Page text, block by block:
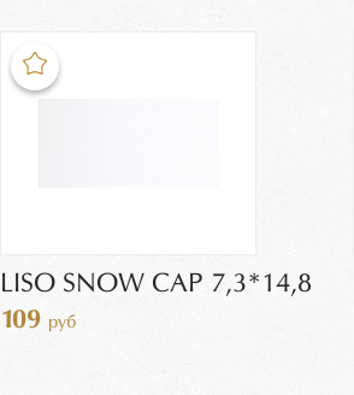
LISO SNOW CAP 7,3*14,8
109 руб